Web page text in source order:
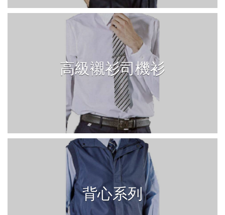
高級襯衫司機衫
背心系列